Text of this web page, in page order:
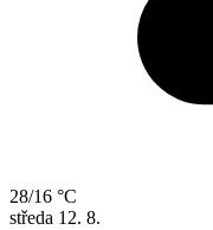
28/16 °C
středa 12. 8.